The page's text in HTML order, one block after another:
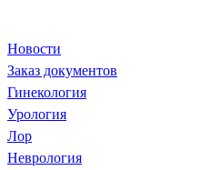
Новости
Заказ документов
Гинекология
Урология
Лор
Неврология